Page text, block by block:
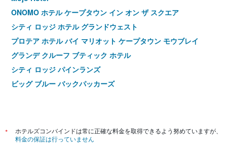
ONOMO ホテル ケープタウン イン オン ザ スクエア
シティ ロッジ ホテル グランドウェスト
プロテア ホテル バイ マリオット ケープタウン モウブレイ
グランデ クルーフ ブティック ホテル
シティ ロッジ パインランズ
ビッグ ブルー バックパッカーズ
ブルーボトル ゲストハウス
ネバー アット ホーム グリーン ポイント
*
ホテルズコンバインドは常に正確な料金を取得できるよう努めていますが、
料金の保証は行っていません